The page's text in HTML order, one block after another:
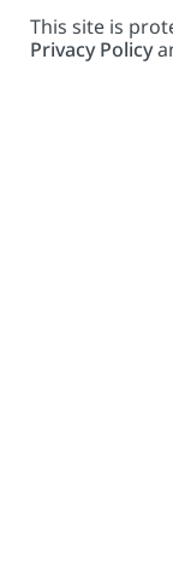
This site is
Privacy Policy